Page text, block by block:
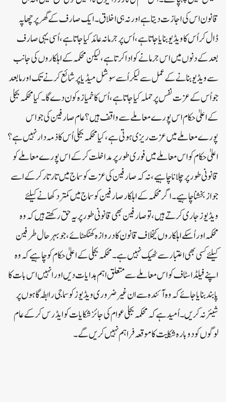
قانون اس کی اجازت دیتا ہے اور نہ ہی اخلاق۔ ایک صارف کے گھر پر چھاپہ
ڈال کر اُس کا ویڈیوبنایا جاتا ہے، اُس پر جرمانہ عائد کیا جاتا ہے ، اُسی یہی صارف
بعد کے دنوں میں اس جرمانے کو ادا کرتا ہے، لیکن محکمہ کے اہلکاروں کی جانب
سے ویڈیو بنانے کے عمل سے لیکر اُسے سوشل میڈیا پر شائع کرنے تک اور مابعد
جو اُس کے عزت نفس پر حملہ کیا جاتا ہے، اُس کا خمیازہ کون دے گا۔ کیا محکمہ بجلی
کے اعلیٰ حکام اس پورے معاملے سے واقف ہیں؟ عام صارفین کی جو اس
پورے معاملے میں عزت ریزی ہوتی ہے، کیا محکمہ بجلی اُس کا ذمہ دار نہیں ہے؟
اعلیٰ حکام کو اس معاملے میں فوری طور پر مداخلت کرکے اس پورے معاملے کو
قانونی طور پر چلانا چاہیے، نہ کہ صارفین کی عزت کو سماج میں تار تار کرکے اسے
جواز بخشنا چاہیے۔ اگر محکمہ کے اہلکار صارفین کو سماج میں کمتر دکھانے کیلئے
ویڈیوز جاری کرتے ہیں، تو صارفین بھی قانونی طور پر یہ حق رکھتے ہیں کہ وہ
محکمہ اور اُسکے اہلکاروں کیخلاف قانون کا دروازہ کھٹکھٹائے، جو بہر حال طرفین
کیلئے کسی بھی اعتبار سے ٹھیک نہیں ہے۔محکمہ بجلی کے اعلیٰ حکام کو چاہیے کہ وہ
اپنے فیلڈ اسٹاف کو اس معاملے سے متعلق اہم ہدایات دیں اور انہیں اس بات کا
پابند بنایا جائے کہ وہ آئندہ سے ان غیر ضروری ویڈیوز کو سماجی رابطہ گاہوں پر
شیئر نہ کریں۔ اُمید ہے کہ محکمہ بجلی عوام کی جائز شکایات کو ایڈرس کرکے عام
لوگوں کو دوبارہ شکایت کا موقعہ فراہم نہیں کریں گے۔